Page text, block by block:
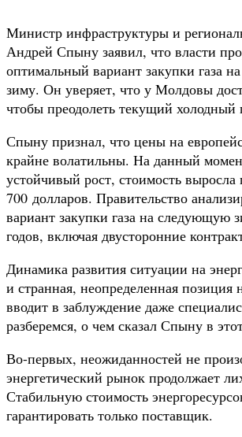
Министр инфраструктуры и
Андрей Спыну заявил, что власти
оптимальный вариант закупки газа
зиму. Он уверяет, что у Молдовы
чтобы преодолеть текущий холодный
Спыну признал, что цены на
крайне волатильны. На данный
устойчивый рост, стоимость выросла
700 долларов. Правительство
вариант закупки газа на следующую
годов, включая двусторонние
Динамика развития ситуации на
и странная, неопределенная позиция
вводит в заблуждение даже
разберемся, о чем сказал Спыну в
Во-первых, неожиданностей не
энергетический рынок продолжает
Стабильную стоимость
гарантировать только поставщик.